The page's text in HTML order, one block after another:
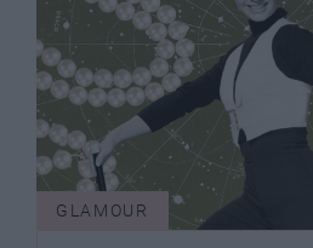
GLAMOUR